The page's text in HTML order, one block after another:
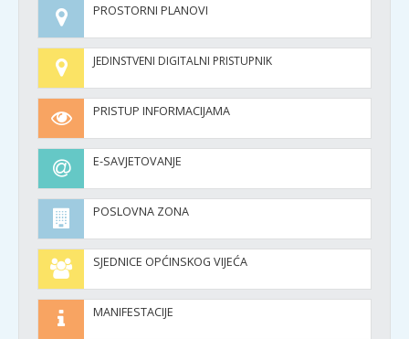
PROSTORNI PLANOVI
JEDINSTVENI DIGITALNI PRISTUPNIK
PRISTUP INFORMACIJAMA
E-SAVJETOVANJE
POSLOVNA ZONA
SJEDNICE OPĆINSKOG VIJEĆA
MANIFESTACIJE